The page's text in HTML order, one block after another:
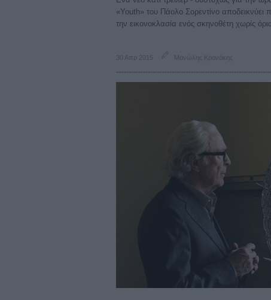
«Youth» του Πάολο Σορεντίνο
την εικονοκλασία ενός σκηνοθέτη χωρίς
30 Απρ 2015 Μανώλης Κρανάκης